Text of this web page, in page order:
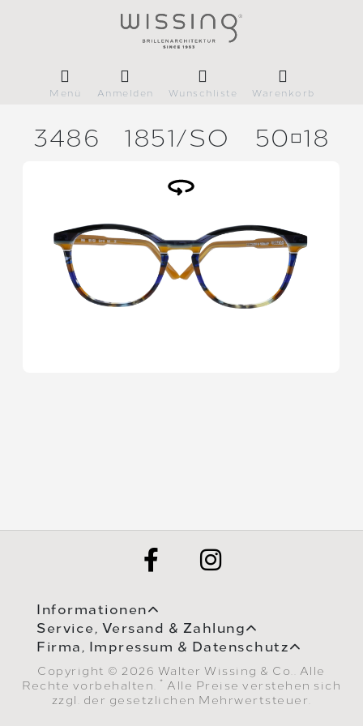
Menü Anmelden Wunschliste Warenkorb
3486 1851/SO 5018
Informationen
Service, Versand & Zahlung
Firma, Impressum & Datenschutz
Copyright © 2026 Walter Wissing & Co.. Alle
Rechte vorbehalten.
* Alle Preise verstehen sich
zzgl. der gesetzlichen Mehrwertsteuer.